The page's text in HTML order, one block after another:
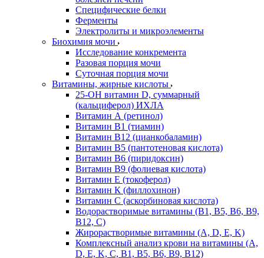
Специфические белки
Ферменты
Электролиты и микроэлементы
Биохимия мочи
Исследование конкремента
Разовая порция мочи
Суточная порция мочи
Витамины, жирные кислоты
25-OH витамин D, суммарный
(кальциферол) ИХЛА
Витамин А (ретинол)
Витамин В1 (тиамин)
Витамин В12 (цианкобаламин)
Витамин В5 (пантотеновая кислота)
Витамин В6 (пиридоксин)
Витамин В9 (фолиевая кислота)
Витамин Е (токоферол)
Витамин К (филлохинон)
Витамин С (аскорбиновая кислота)
Водорастворимые витамины (B1, B5, B6, В9,
В12, С)
Жирорастворимые витамины (A, D, E, K)
Комплексный анализ крови на витамины (A,
D, E, K, C, B1, B5, B6, В9, B12)